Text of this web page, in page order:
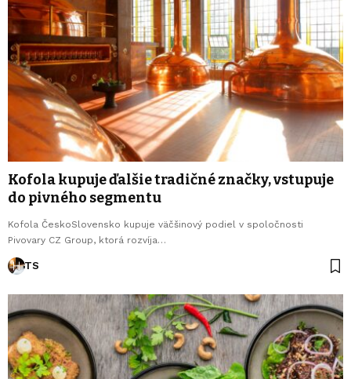
Kofola kupuje ďalšie tradičné značky, vstupuje
do pivného segmentu
Kofola ČeskoSlovensko kupuje väčšinový podiel v spoločnosti
Pivovary CZ Group, ktorá rozvíja…
TS